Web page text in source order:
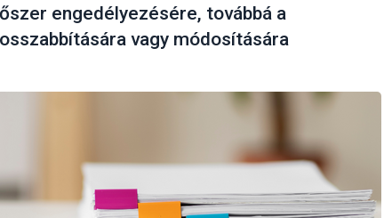
engedélyezésére, továbbá a
vagy módosítására